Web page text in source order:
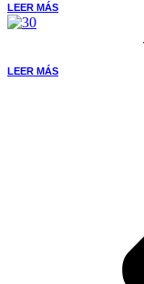
LEER MÁS
LEER MÁS